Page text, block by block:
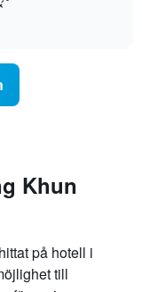
Khun
på hotell i
till